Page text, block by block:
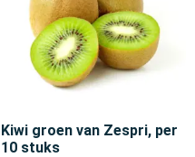
Kiwi groen van Zespri, per
10 stuks